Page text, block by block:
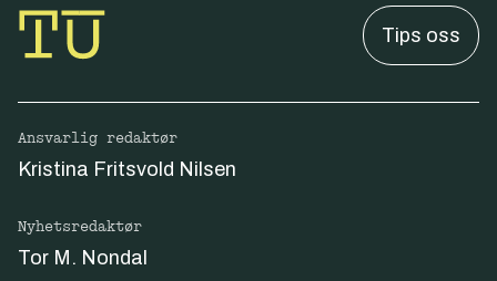
Tips oss
Ansvarlig redaktør
Kristina Fritsvold Nilsen
Nyhetsredaktør
Tor M. Nondal